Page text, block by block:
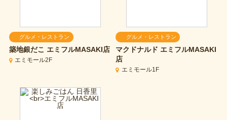
グルメ・レストラン
築地銀だこ エミフルMASAKI店
エミモール2F
グルメ・レストラン
マクドナルド エミフルMASAKI
店
エミモール1F